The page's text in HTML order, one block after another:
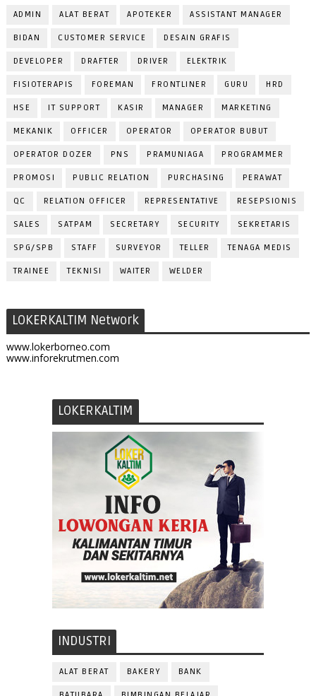
ADMIN ALAT BERAT APOTEKER ASSISTANT MANAGER
BIDAN CUSTOMER SERVICE DESAIN GRAFIS
DEVELOPER DRAFTER DRIVER ELEKTRIK
FISIOTERAPIS FOREMAN FRONTLINER GURU HRD
HSE IT SUPPORT KASIR MANAGER MARKETING
MEKANIK OFFICER OPERATOR OPERATOR BUBUT
OPERATOR DOZER PNS PRAMUNIAGA PROGRAMMER
PROMOSI PUBLIC RELATION PURCHASING PERAWAT
QC RELATION OFFICER REPRESENTATIVE RESEPSIONIS
SALES SATPAM SECRETARY SECURITY SEKRETARIS
SPG/SPB STAFF SURVEYOR TELLER TENAGA MEDIS
TRAINEE TEKNISI WAITER WELDER
LOKERKALTIM Network
www.lokerborneo.com
www.inforekrutmen.com
LOKERKALTIM
INDUSTRI
ALAT BERAT BAKERY BANK